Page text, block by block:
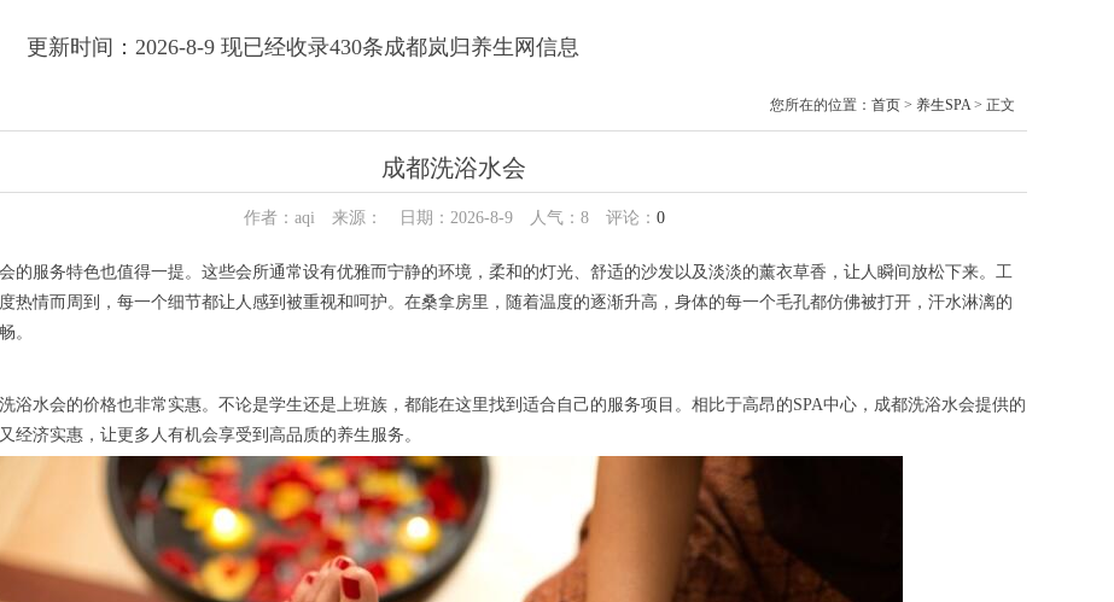
更新时间：2026-8-9 现已经收录430条成都岚归养生网信息
您所在的位置： 首页 > 养生SPA> 正文
成都洗浴水会
作者：aqi 来源： 日期：2026-8-9 人气： 8评论： 0
服务特色也值得一提。这些会所通常设有优雅而宁静的环境，柔和的灯光、舒适的沙发以及淡淡的薰衣草香，让人瞬间放松下来。工
热情而周到，每一个细节都让人感到被重视和呵护。在桑拿房里，随着温度的逐渐升高，身体的每一个毛孔都仿佛被打开，汗水淋漓的
。
水会的价格也非常实惠。不论是学生还是上班族，都能在这里找到适合自己的服务项目。相比于高昂的SPA中心，成都洗浴水会提供的
经济实惠，让更多人有机会享受到高品质的养生服务。